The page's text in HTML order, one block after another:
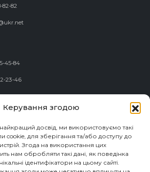
Керування згодою
досвід, ми використовуємо такі
cookie, для зберігання та/або доступу до
Згода на використання цих
нам обробляти такі дані, як поведінка
ідентифікатори на цьому сайті.
82-82
45-84
23-46
82-82